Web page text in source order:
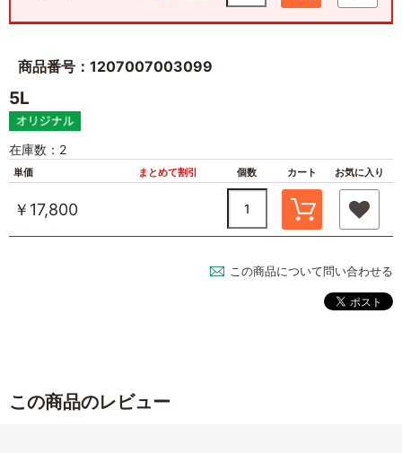
商品番号：1207007003099
5L
在庫数：2
単価 まとめて割引 個数 カート お気に入り
￥17,800
この商品について問い合わせる
この商品のレビュー